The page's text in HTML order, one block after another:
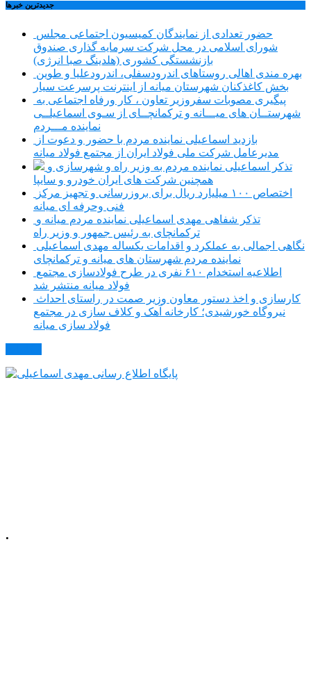
جديدترين خبرها
شورای اسلامی در محل شرکت سرمایه گذاری صندوق
بازنشستگی کشوری (هلدینگ صبا انرژی)
بخش کاغذکنان شهرستان میانه از اینترنت پرسرعت سیار
شهرستــان های میـــانه و ترکمانچــای از سـوی اسماعیلــی
نماینده مـــردم
مدیرعامل شرکت ملی فولاد ایران از مجتمع فولاد میانه
همچنین شرکت های ایران خودرو و سایپا
فنی وحرفه ای میانه
ترکمانچای به رئیس جمهور و وزیر راه
نماینده مردم شهرستان های میانه و ترکمانچای
فولاد میانه منتشر شد
نیروگاه خورشیدی؛ کارخانه آهک و کلاف سازی در مجتمع
فولاد سازی میانه
.